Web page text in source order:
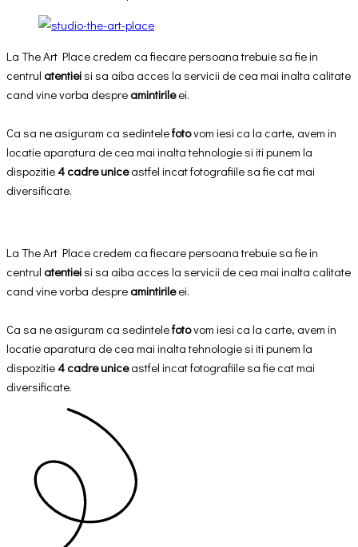
La The Art Place credem ca fiecare persoana trebuie sa fie in
centrul atentieisi sa aiba acces la servicii de cea mai inalta calitate
cand vine vorba despre amintirileei.
Ca sa ne asiguram ca sedintelefotovom iesi ca la carte, avem in
locatie aparatura de cea mai inalta tehnologie si iti punem la
dispozitie 4 cadre uniceastfel incat fotografiile sa fie cat mai
diversificate.
La The Art Place credem ca fiecare persoana trebuie sa fie in
centrul atentieisi sa aiba acces la servicii de cea mai inalta calitate
cand vine vorba despre amintirileei.
Ca sa ne asiguram ca sedintelefotovom iesi ca la carte, avem in
locatie aparatura de cea mai inalta tehnologie si iti punem la
dispozitie 4 cadre uniceastfel incat fotografiile sa fie cat mai
diversificate.